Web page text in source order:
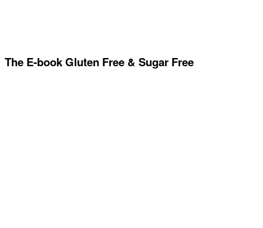
The E-book Gluten Free & Sugar Free